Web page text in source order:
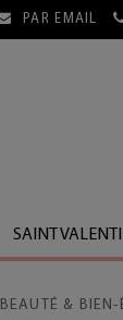
PAR EMAIL
SAINT
BEAUTÉ & BIEN-